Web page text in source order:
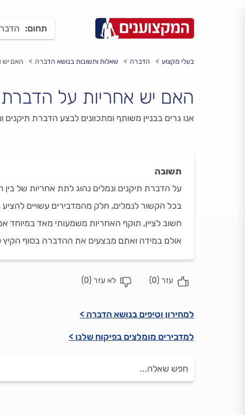
תחום:
בעלי מקצוע הדברה שאלות ותשובות בנושא הדברה האם יש
האם יש אחריות על הדברת
אנו גרים בבניין משותף ומתכוונים לבצע הדברת
תשובה
על הדברת תיקנים ונמלים נהוג לתת אחריות של
בכל הקשור לנמלים, חלק מהמדבירים עשויים להציע גם אחריות קצרה יותר
חשוב לציין, תוקף האחריות משמעותי מאד במיוחד
אולם במידה ואתם מבצעים את ההדברה בסוף הקיץ
0
)
0
)
למחירון וטיפים בנושא הדברה >
למדבירים מומלצים בפיקוח שלנו >